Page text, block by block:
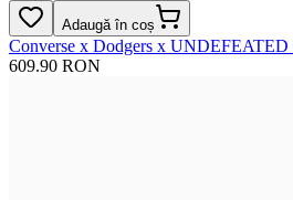
Adaugă în coș
Converse x Dodgers x UNDEFEATED
609.90 RON